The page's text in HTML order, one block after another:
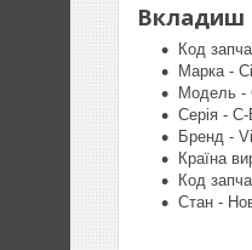
Вкладиш
Код
Марка -
Модель -
Серія -
Бренд -
Країна
Код
Стан -